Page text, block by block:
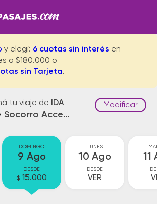
y elegí: 6 cuotas sin interés en
a $180.000 o
sin Tarjeta.
tu viaje de IDA
Socorro Acceso
Modificar
DOMINGO
9 Ago
DESDE
$ 15.000
LUNES
10 Ago
DESDE
VER
11